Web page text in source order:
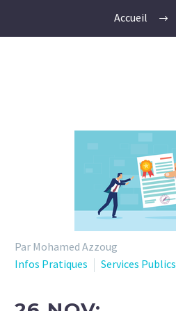
Accueil
Par Mohamed Azzoug
Infos Pratiques
Services Publics